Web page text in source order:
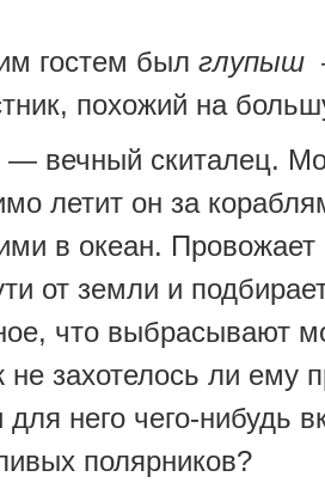
гостем был глупыш
похожий на
вечный скиталец.
летит он за
в океан. Провожает
от земли и
что выбрасывают
не захотелось ли ему
для него чего-нибудь
полярников?